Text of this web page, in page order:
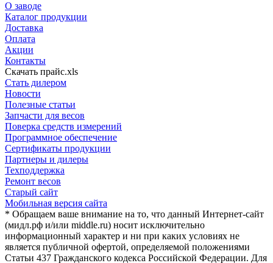
О заводе
Каталог продукции
Доставка
Оплата
Акции
Контакты
Скачать прайс.xls
Стать дилером
Новости
Полезные статьи
Запчасти для весов
Поверка средств измерений
Программное обеспечение
Сертификаты продукции
Партнеры и дилеры
Техподдержка
Ремонт весов
Старый сайт
Мобильная версия сайта
* Обращаем ваше внимание на то, что данный Интернет-сайт
(мидл.рф и/или middle.ru) носит исключительно
информационный характер и ни при каких условиях не
является публичной офертой, определяемой положениями
Статьи 437 Гражданского кодекса Российской Федерации. Для